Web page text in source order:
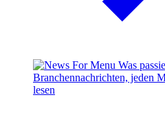
Was
Branchennachrichten, jeden
lesen